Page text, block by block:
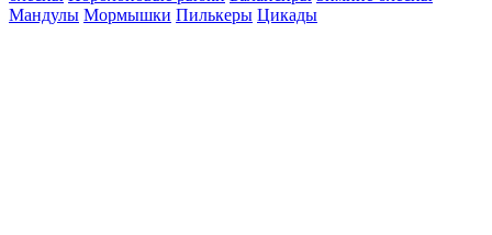
Мандулы Мормышки Пилькеры Цикады